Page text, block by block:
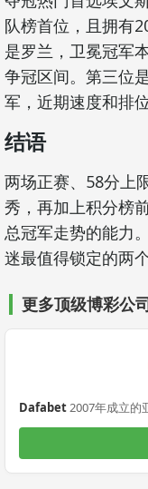
队榜首位，且拥有
是罗兰，卫冕冠军
争冠区间。第三位
军，近期速度和排
结语
两场正赛、58分上
秀，再加上积分榜
总冠军走势的能力
迷最值得锁定的两
更多顶级博彩公
Dafabet2007年成立的